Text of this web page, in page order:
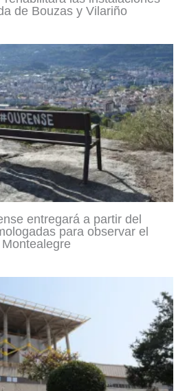
de Bouzas y Vilariño
entregará a partir del
para observar el